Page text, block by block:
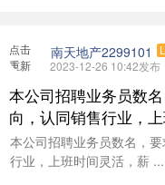
点击
重新
南天地产2299101
2023-12-26 10:42发布
本公司招聘业务员数
向，认同销售行业，
电咨询了解：
本公司招聘业务员数名，
行业，上班时间灵活，薪 ...